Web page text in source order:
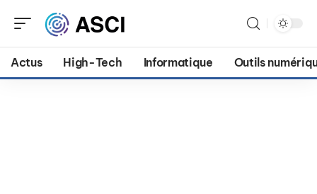
Actus High-Tech Informatique Outils